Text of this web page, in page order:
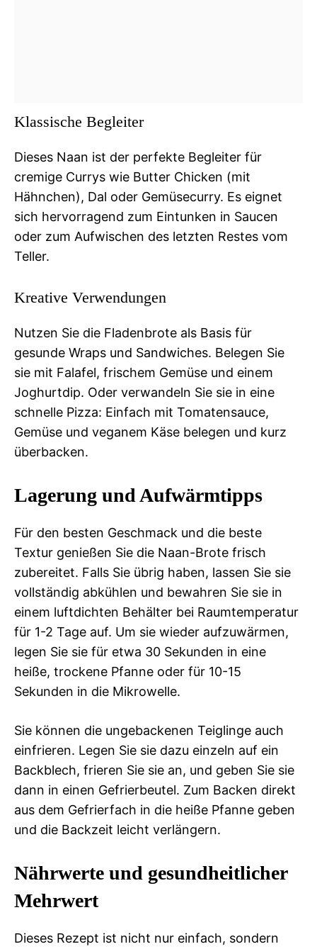
Klassische Begleiter
Dieses Naan ist der perfekte Begleiter für
cremige Currys wie Butter Chicken (mit
Hähnchen), Dal oder Gemüsecurry. Es eignet
sich hervorragend zum Eintunken in Saucen
oder zum Aufwischen des letzten Restes vom
Teller.
Kreative Verwendungen
Nutzen Sie die Fladenbrote als Basis für
gesunde Wraps und Sandwiches. Belegen Sie
sie mit Falafel, frischem Gemüse und einem
Joghurtdip. Oder verwandeln Sie sie in eine
schnelle Pizza: Einfach mit Tomatensauce,
Gemüse und veganem Käse belegen und kurz
überbacken.
Lagerung und Aufwärmtipps
Für den besten Geschmack und die beste
Textur genießen Sie die Naan-Brote frisch
zubereitet. Falls Sie übrig haben, lassen Sie sie
vollständig abkühlen und bewahren Sie sie in
einem luftdichten Behälter bei Raumtemperatur
für 1-2 Tage auf. Um sie wieder aufzuwärmen,
legen Sie sie für etwa 30 Sekunden in eine
heiße, trockene Pfanne oder für 10-15
Sekunden in die Mikrowelle.
Sie können die ungebackenen Teiglinge auch
einfrieren. Legen Sie sie dazu einzeln auf ein
Backblech, frieren Sie sie an, und geben Sie sie
dann in einen Gefrierbeutel. Zum Backen direkt
aus dem Gefrierfach in die heiße Pfanne geben
und die Backzeit leicht verlängern.
Nährwerte und gesundheitlicher
Mehrwert
Dieses Rezept ist nicht nur einfach, sondern